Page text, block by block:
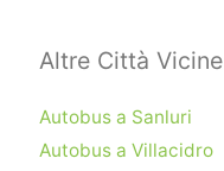
Altre Città Vicine
Autobus a Sanluri
Autobus a Villacidro